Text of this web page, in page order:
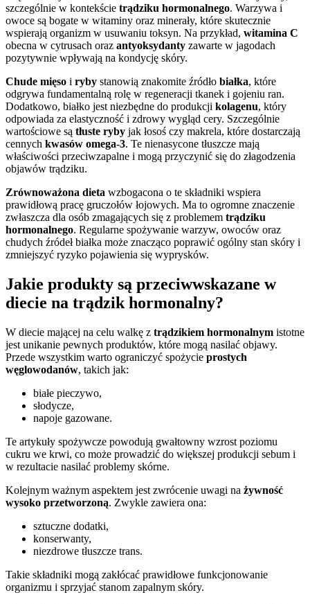
szczególnie w kontekście trądziku hormonalnego. Warzywa i
owoce są bogate w witaminy oraz minerały, które skutecznie
wspierają organizm w usuwaniu toksyn. Na przykład, witamina C
obecna w cytrusach oraz antyoksydanty zawarte w jagodach
pozytywnie wpływają na kondycję skóry.
Chude mięso i ryby stanowią znakomite źródło białka, które
odgrywa fundamentalną rolę w regeneracji tkanek i gojeniu ran.
Dodatkowo, białko jest niezbędne do produkcji kolagenu, który
odpowiada za elastyczność i zdrowy wygląd cery. Szczególnie
wartościowe są tłuste ryby jak łosoś czy makrela, które dostarczają
cennych kwasów omega-3. Te nienasycone tłuszcze mają
właściwości przeciwzapalne i mogą przyczynić się do złagodzenia
objawów trądziku.
Zrównoważona dieta wzbogacona o te składniki wspiera
prawidłową pracę gruczołów łojowych. Ma to ogromne znaczenie
zwłaszcza dla osób zmagających się z problemem trądziku
hormonalnego. Regularne spożywanie warzyw, owoców oraz
chudych źródeł białka może znacząco poprawić ogólny stan skóry i
zmniejszyć ryzyko pojawienia się wyprysków.
Jakie produkty są przeciwwskazane w
diecie na trądzik hormonalny?
W diecie mającej na celu walkę z trądzikiem hormonalnym istotne
jest unikanie pewnych produktów, które mogą nasilać objawy.
Przede wszystkim warto ograniczyć spożycie prostych
węglowodanów, takich jak:
białe pieczywo,
słodycze,
napoje gazowane.
Te artykuły spożywcze powodują gwałtowny wzrost poziomu
cukru we krwi, co może prowadzić do większej produkcji sebum i
w rezultacie nasilać problemy skórne.
Kolejnym ważnym aspektem jest zwrócenie uwagi na żywność
wysoko przetworzoną. Zwykle zawiera ona:
sztuczne dodatki,
konserwanty,
niezdrowe tłuszcze trans.
Takie składniki mogą zakłócać prawidłowe funkcjonowanie
organizmu i sprzyjać stanom zapalnym skóry.